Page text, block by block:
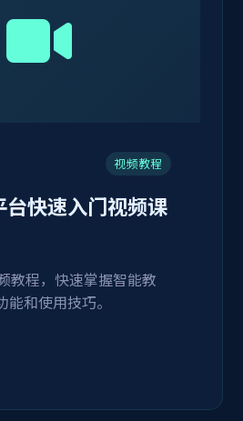
视频教程
台快速入门视频课
教程，快速掌握智能教
和使用技巧。